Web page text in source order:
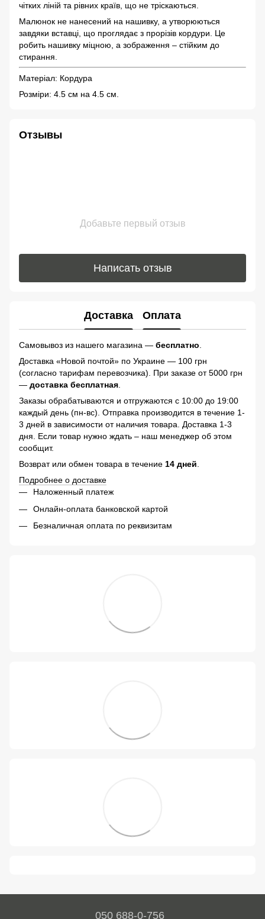
чітких ліній та рівних країв, що не тріскаються.
Малюнок не нанесений на нашивку, а утворюються
завдяки вставці, що проглядає з прорізів кордури. Це
робить нашивку міцною, а зображення – стійким до
стирання.
Матеріал: Кордура
Розміри: 4.5 см на 4.5 см.
Отзывы
Добавьте первый отзыв
Написать отзыв
Доставка Оплата
Самовывоз из нашего магазина — бесплатно
Доставка «Новой почтой» по Украине — 100 грн
(согласно тарифам перевозчика). При заказе от 5000 грн
— доставка бесплатная
Заказы обрабатываются и отгружаются с 10:00 до 19:00
каждый день (пн-вс). Отправка производится в течение 1-
3 дней в зависимости от наличия товара. Доставка 1-3
дня. Если товар нужно ждать – наш менеджер об этом
сообщит.
Возврат или обмен товара в течение 14 дней
Подробнее о доставке
Наложенный платеж
Онлайн-оплата банковской картой
Безналичная оплата по реквизитам
050 688-0-756